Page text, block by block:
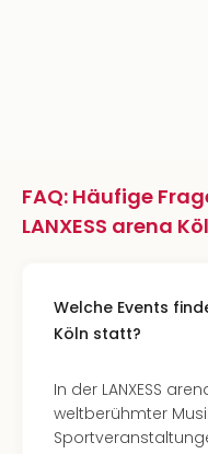
FAQ: Häufige
LANXESS arena
Welche Events
Köln statt?
In der LANXESS
weltberühmter